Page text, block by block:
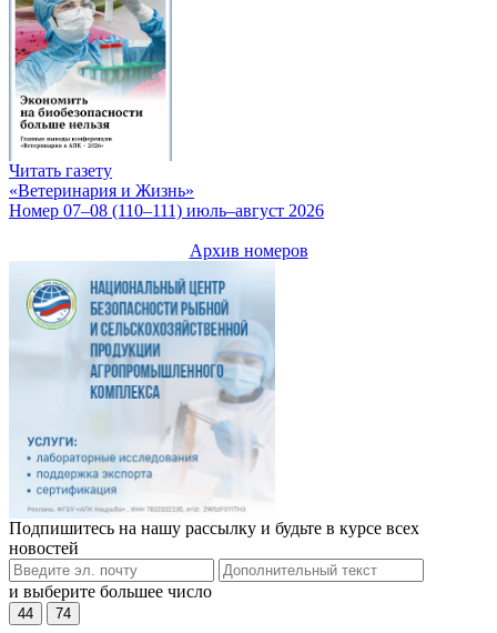
Читать газету
«Ветеринария и Жизнь»
Номер 07–08 (110–111) июль–август 2026
Архив номеров
Подпишитесь на нашу рассылку и будьте в курсе всех
новостей
и выберите большее число
44 74